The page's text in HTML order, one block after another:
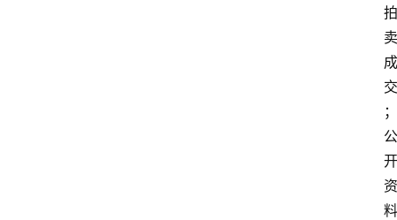
拍
卖
成
交
；
公
开
资
料